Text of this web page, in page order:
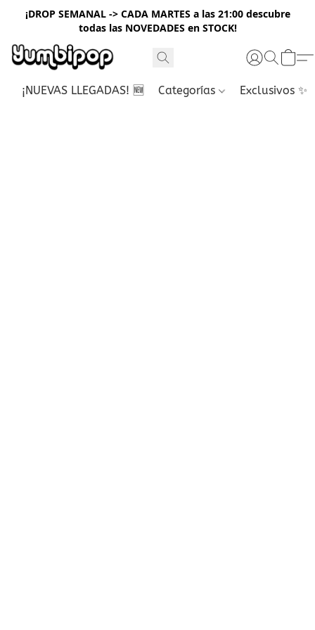
¡DROP SEMANAL -> CADA MARTES a las 21:00 descubre
todas las NOVEDADES en STOCK!
¡NUEVAS LLEGADAS! 🆕 Categorías Exclusivos ✨